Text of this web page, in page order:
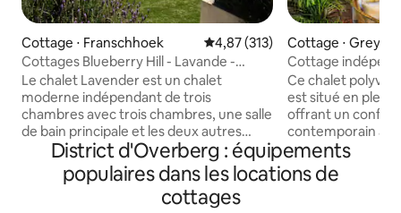
Cottage ⋅ Franschhoek Évaluation moyenne sur la
4,87 (313)
Cottages Blueberry Hill - Lavande -
Franschhoek
Le chalet Lavender est un chalet
moderne indépendant de trois
chambres avec trois chambres, une salle
de bain principale et les deux autres
chambres partagent une salle de bain
complète. Il y a une cuisine entièrement
équipée avec cuisinière, micro-ondes et
Cottage ⋅
Cottage
Ce chalet
est situé en plein
offrant un
contemporain
d'histoire. C'est
situés sur la
avec sa propre
District d'Overberg : équipements
populaires dans les locations de
cottages